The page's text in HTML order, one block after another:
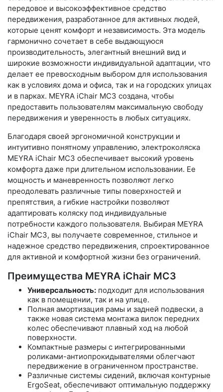
передовое и высокоэффективное средство
передвижения, разработанное для активных людей,
которые ценят комфорт и независимость. Эта модель
гармонично сочетает в себе выдающуюся
производительность, элегантный внешний вид и
широкие возможности индивидуальной адаптации, что
делает ее превосходным выбором для использования
как в условиях дома и офиса, так и на городских улицах
и в парках. MEYRA iChair MC3 создана, чтобы
предоставить пользователям максимальную свободу
передвижения и уверенность в любых ситуациях.
Благодаря своей эргономичной конструкции и
интуитивно понятному управлению, электроколяска
MEYRA iChair MC3 обеспечивает высокий уровень
комфорта даже при длительном использовании. Ее
мощность и маневренность позволяют легко
преодолевать различные типы поверхностей и
препятствия, а гибкие настройки позволяют
адаптировать коляску под индивидуальные
потребности каждого пользователя. Выбирая MEYRA
iChair MC3, вы получаете современное, стильное и
надежное средство передвижения, спроектированное
для активной и комфортной жизни без ограничений.
Преимущества MEYRA iChair MC3
Универсальность: подходит для использования
как в помещении, так и на улице.
Полная амортизация рамы и задней подвески, а
также новая система монтажа вилок передних
колес обеспечивают плавный ход на любой
поверхности.
Компактные размеры с интегрированными
роликами-антиопрокидывателями облегчают
передвижение в ограниченном пространстве.
Различные системы сидений, включая контурные
ErgoSeat, обеспечивают оптимальную поддержку